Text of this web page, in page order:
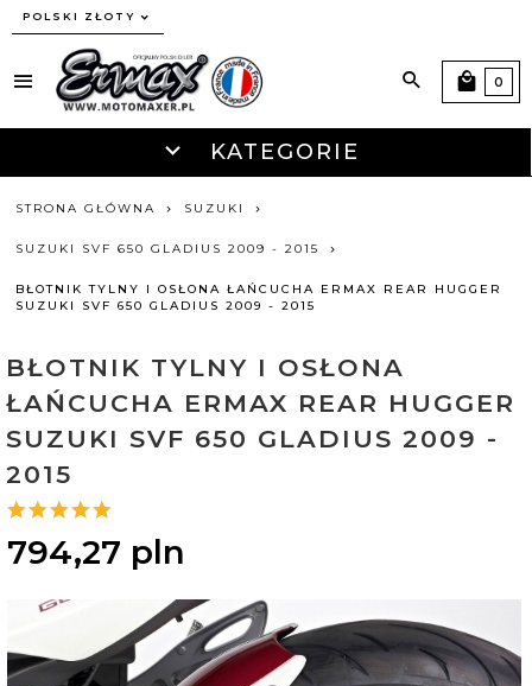
currency_h
POLSKI ZŁOTY
KATEGORIE
0
STRONA GŁÓWNA SUZUKI
SUZUKI SVF 650 GLADIUS 2009 - 2015
BŁOTNIK TYLNY I OSŁONA ŁAŃCUCHA ERMAX REAR HUGGER
SUZUKI SVF 650 GLADIUS 2009 - 2015
BŁOTNIK TYLNY I OSŁONA
ŁAŃCUCHA ERMAX REAR HUGGER
SUZUKI SVF 650 GLADIUS 2009 -
2015
794,27 pln